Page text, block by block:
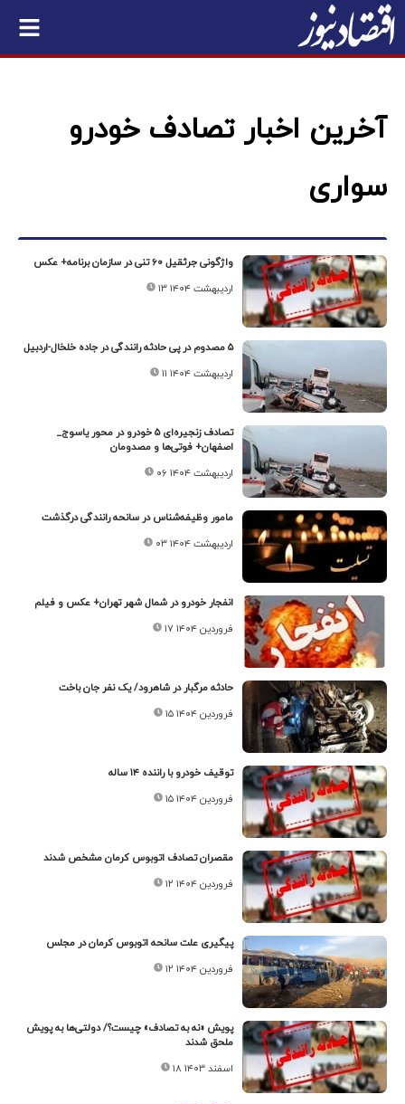
آخرین اخبار تصادف خودرو
سواری
واژگونی جرثقیل ۶۰ تنی در سازمان برنامه+ عکس
۱۳ اردیبهشت ۱۴۰۴
۵ مصدوم در پی حادثه رانندگی در جاده خلخال-اردبیل
۱۱ اردیبهشت ۱۴۰۴
تصادف زنجیره‌ای ۵ خودرو در محور یاسوج_
اصفهان+ فوتی‌ها و مصدومان
۰۶ اردیبهشت ۱۴۰۴
مامور وظیفه‌شناس در سانحه رانندگی درگذشت
۰۳ اردیبهشت ۱۴۰۴
انفجار خودرو در شمال شهر تهران+ عکس و فیلم
۱۷ فروردین ۱۴۰۴
حادثه مرگبار در شاهرود/ یک نفر جان باخت
۱۵ فروردین ۱۴۰۴
توقیف خودرو با راننده ۱۴ ساله
۱۵ فروردین ۱۴۰۴
مقصران تصادف اتوبوس کرمان مشخص شدند
۱۲ فروردین ۱۴۰۴
پیگیری علت سانحه اتوبوس کرمان در مجلس
۱۲ فروردین ۱۴۰۴
پویش «نه به تصادف» چیست؟/ دولتی‌ها به پویش
ملحق شدند
۱۸ اسفند ۱۴۰۳